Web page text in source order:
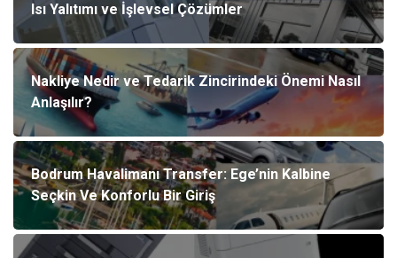
Isı Yalıtımı ve İşlevsel Çözümler
Nakliye Nedir ve Tedarik Zincirindeki Önemi Nasıl
Anlaşılır?
Bodrum Havalimanı Transfer: Ege’nin Kalbine
Seçkin Ve Konforlu Bir Giriş